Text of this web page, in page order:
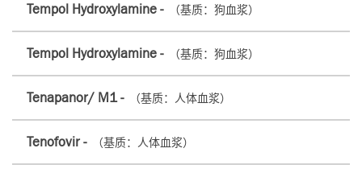
Tempol Hydroxylamine - （基质：狗血浆）
Tempol Hydroxylamine - （基质：狗血浆）
Tenapanor/ M1 - （基质：人体血浆）
Tenofovir - （基质：人体血浆）